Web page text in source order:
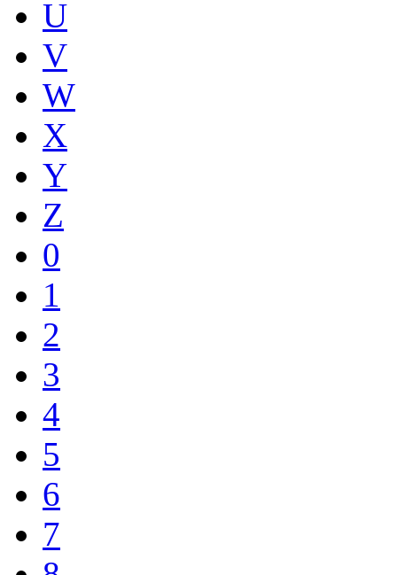
U
V
W
X
Y
Z
0
1
2
3
4
5
6
7